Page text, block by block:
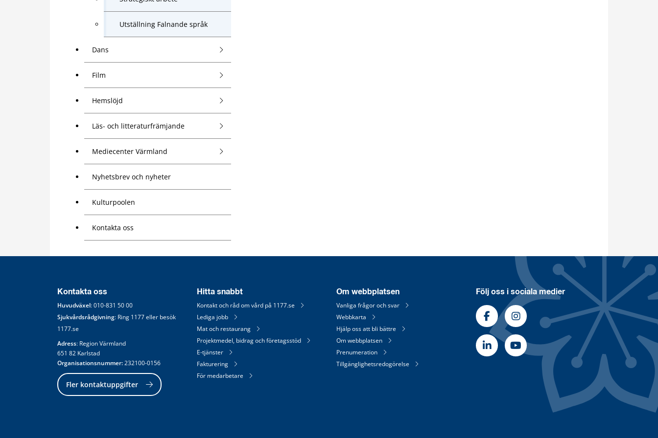
Utställning Falnande språk
Dans
Film
Hemslöjd
Läs- och litteraturfrämjande
Mediecenter Värmland
Nyhetsbrev och nyheter
Kulturpoolen
Kontakta oss
Kontakta oss
Huvudväxel: 010-831 50 00
Sjukvårdsrådgivning: Ring 1177 eller besök
1177.se
Adress: Region Värmland
651 82 Karlstad
Organisationsnummer: 232100-0156
Fler kontaktuppgifter
Hitta snabbt
Kontakt och råd om vård på 1177.se
Lediga jobb
Mat och restaurang
Projektmedel, bidrag och företagsstöd
E-tjänster
Fakturering
För medarbetare
Om webbplatsen
Vanliga frågor och svar
Webbkarta
Hjälp oss att bli bättre
Om webbplatsen
Prenumeration
Tillgänglighetsredogörelse
Följ oss i sociala medier